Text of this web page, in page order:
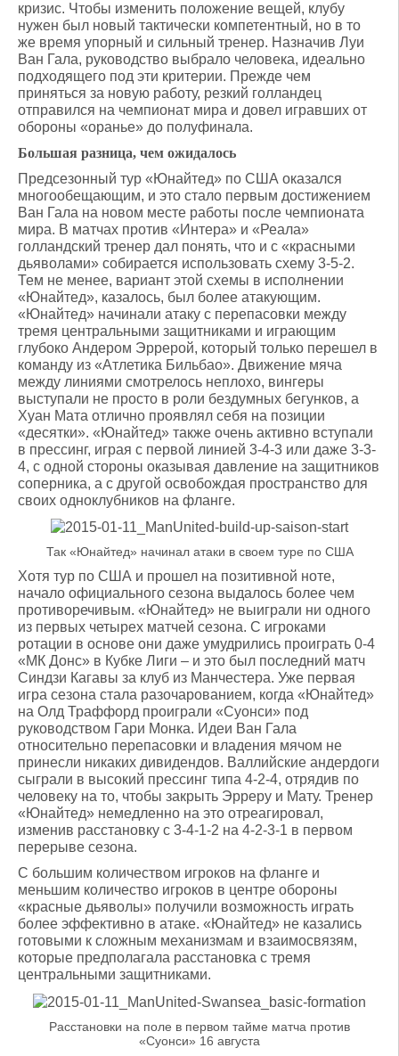
кризис. Чтобы изменить положение вещей, клубу
нужен был новый тактически компетентный, но в то
же время упорный и сильный тренер. Назначив Луи
Ван Гала, руководство выбрало человека, идеально
подходящего под эти критерии. Прежде чем
приняться за новую работу, резкий голландец
отправился на чемпионат мира и довел игравших от
обороны «оранье» до полуфинала.
Большая разница, чем ожидалось
Предсезонный тур «Юнайтед» по США оказался
многообещающим, и это стало первым достижением
Ван Гала на новом месте работы после чемпионата
мира. В матчах против «Интера» и «Реала»
голландский тренер дал понять, что и с «красными
дьяволами» собирается использовать схему 3-5-2.
Тем не менее, вариант этой схемы в исполнении
«Юнайтед», казалось, был более атакующим.
«Юнайтед» начинали атаку с перепасовки между
тремя центральными защитниками и играющим
глубоко Андером Эррерой, который только перешел в
команду из «Атлетика Бильбао». Движение мяча
между линиями смотрелось неплохо, вингеры
выступали не просто в роли бездумных бегунков, а
Хуан Мата отлично проявлял себя на позиции
«десятки». «Юнайтед» также очень активно вступали
в прессинг, играя с первой линией 3-4-3 или даже 3-3-
4, с одной стороны оказывая давление на защитников
соперника, а с другой освобождая пространство для
своих одноклубников на фланге.
Так «Юнайтед» начинал атаки в своем туре по США
Хотя тур по США и прошел на позитивной ноте,
начало официального сезона выдалось более чем
противоречивым. «Юнайтед» не выиграли ни одного
из первых четырех матчей сезона. С игроками
ротации в основе они даже умудрились проиграть 0-4
«МК Донс» в Кубке Лиги – и это был последний матч
Синдзи Кагавы за клуб из Манчестера. Уже первая
игра сезона стала разочарованием, когда «Юнайтед»
на Олд Траффорд проиграли «Суонси» под
руководством Гари Монка. Идеи Ван Гала
относительно перепасовки и владения мячом не
принесли никаких дивидендов. Валлийские андердоги
сыграли в высокий прессинг типа 4-2-4, отрядив по
человеку на то, чтобы закрыть Эрреру и Мату. Тренер
«Юнайтед» немедленно на это отреагировал,
изменив расстановку с 3-4-1-2 на 4-2-3-1 в первом
перерыве сезона.
С большим количеством игроков на фланге и
меньшим количество игроков в центре обороны
«красные дьяволы» получили возможность играть
более эффективно в атаке. «Юнайтед» не казались
готовыми к сложным механизмам и взаимосвязям,
которые предполагала расстановка с тремя
центральными защитниками.
Расстановки на поле в первом тайме матча против
«Суонси» 16 августа